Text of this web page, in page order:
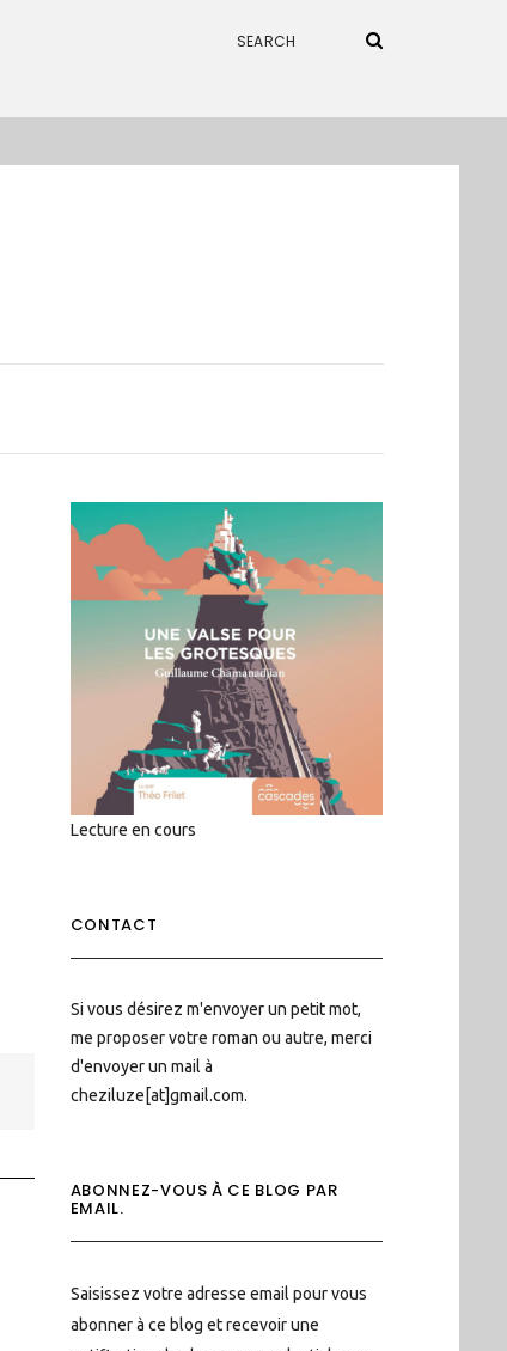
Lecture en cours
CONTACT
Si vous désirez m'envoyer un petit mot,
me proposer votre roman ou autre, merci
d'envoyer un mail à
cheziluze[at]gmail.com.
ABONNEZ-VOUS À CE BLOG PAR
EMAIL.
Saisissez votre adresse email pour vous
abonner à ce blog et recevoir une